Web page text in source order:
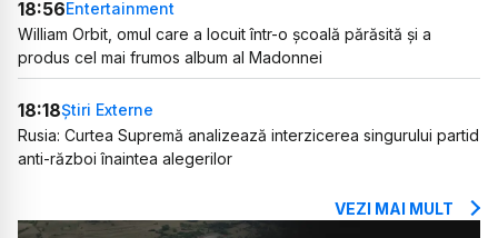
18:56Entertainment
William Orbit, omul care a locuit într-o școală părăsită și a
produs cel mai frumos album al Madonnei
18:18Știri Externe
Rusia: Curtea Supremă analizează interzicerea singurului partid
anti-război înaintea alegerilor
VEZI MAI MULT